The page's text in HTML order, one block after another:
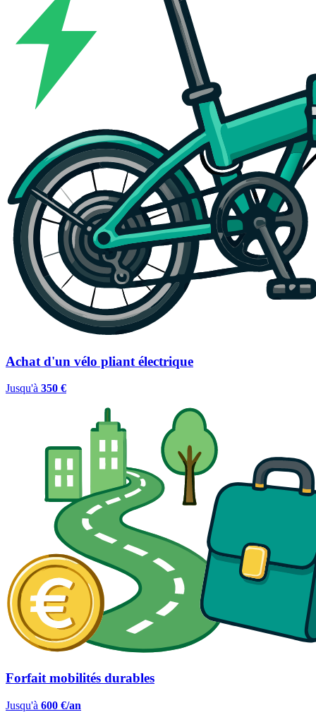
Achat d'un vélo pliant électrique
Jusqu'à 350 €
Forfait mobilités durables
Jusqu'à 600 €/an